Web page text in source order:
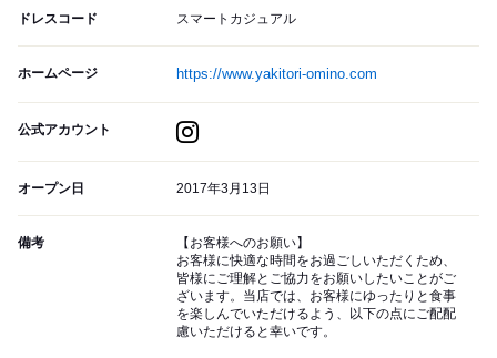
ドレスコード スマートカジュアル
ホームページ https://www.yakitori-omino.com
公式アカウント
オープン日 2017年3月13日
備考
【お客様へのお願い】
お客様に快適な時間をお過ごしいただくため、
皆様にご理解とご協力をお願いしたいことがご
ざいます。当店では、お客様にゆったりと食事
を楽しんでいただけるよう、以下の点にご配配
慮いただけると幸いです。